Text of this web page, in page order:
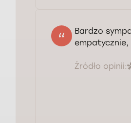
Bardzo
empatycznie,
Źródło opinii: